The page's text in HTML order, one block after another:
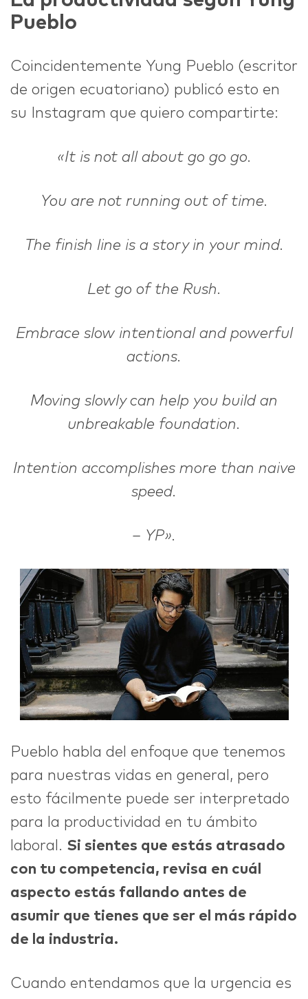
Pueblo
Coincidentemente Yung Pueblo (escritor
de origen ecuatoriano) publicó esto en
su Instagram que quiero compartirte:
«It is not all about go go go.
You are not running out of time.
The finish line is a story in your mind.
Let go of the Rush.
Embrace slow intentional and powerful
actions.
Moving slowly can help you build an
unbreakable foundation.
Intention accomplishes more than naive
speed.
– YP».
Pueblo habla del enfoque que tenemos
para nuestras vidas en general, pero
esto fácilmente puede ser interpretado
para la productividad en tu ámbito
laboral. Si sientes que estás atrasado
con tu competencia, revisa en cuál
aspecto estás fallando antes de
asumir que tienes que ser el más rápido
de la industria.
Cuando entendamos que la urgencia es